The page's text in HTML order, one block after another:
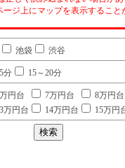
ジ上にマップを表示すること
池袋 渋谷
分 15～20分
円台 7万円台 8万円台
万円台 14万円台 15万円